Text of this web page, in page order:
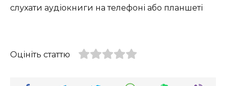
слухати аудіокниги на телефоні або планшеті
Оцініть статтю